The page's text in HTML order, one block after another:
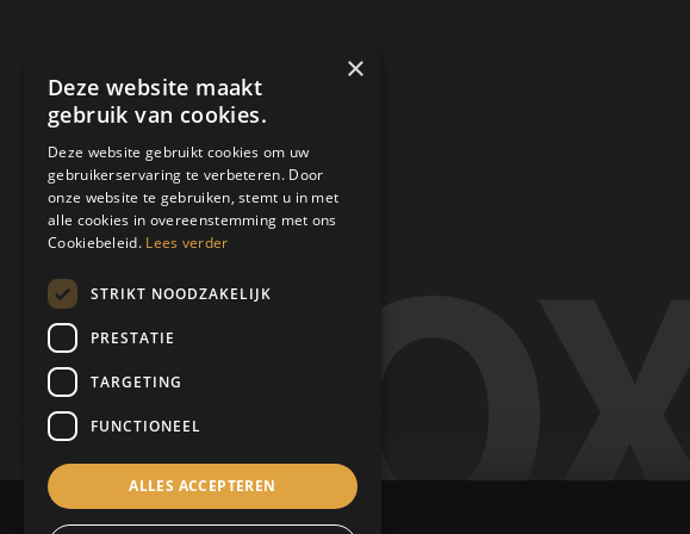
×
Deze website maakt
gebruik van cookies.
Deze website gebruikt cookies om uw
gebruikerservaring te verbeteren. Door
onze website te gebruiken, stemt u in met
alle cookies in overeenstemming met ons
Cookiebeleid. Lees verder
STRIKT NOODZAKELIJK
PRESTATIE
TARGETING
FUNCTIONEEL
ALLES ACCEPTEREN